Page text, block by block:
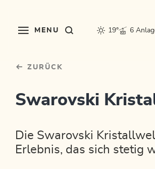
MENU 19° 6
ZURÜCK
Swarovski
Die Swarovski
Erlebnis, das sich stetig